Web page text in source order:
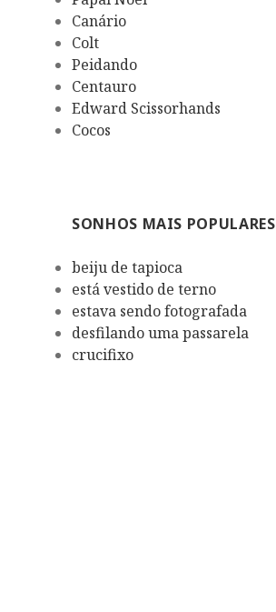
Canário
Colt
Peidando
Centauro
Edward Scissorhands
Cocos
SONHOS MAIS POPULARES
beiju de tapioca
está vestido de terno
estava sendo fotografada
desfilando uma passarela
crucifixo